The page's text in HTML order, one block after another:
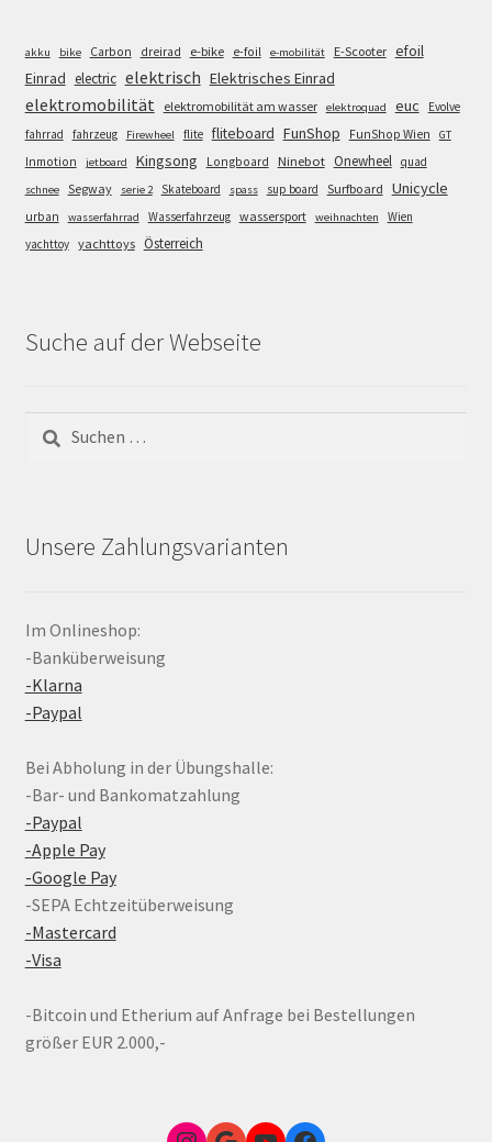
akku bike Carbon dreirad e-bike e-foil e-mobilität E-Scooter efoil
Einrad electric elektrisch Elektrisches Einrad
elektromobilität elektromobilität am wasser elektroquad euc
Evolve
fahrrad
fahrzeug Firewheel flite fliteboard FunShop FunShop Wien GT
Inmotion jetboard Kingsong Longboard Ninebot Onewheel quad
schnee Segway serie 2 Skateboard spass sup board Surfboard Unicycle
urban wasserfahrrad Wasserfahrzeug wassersport weihnachten
Wien
yachttoy yachttoys Österreich
Suche auf der Webseite
nach:
Unsere Zahlungsvarianten
Im Onlineshop:
-Banküberweisung
-Klarna
-Paypal
Bei Abholung in der Übungshalle:
-Bar- und Bankomatzahlung
-Paypal
-Apple Pay
-Google Pay
-SEPA Echtzeitüberweisung
-Mastercard
-Visa
-Bitcoin und Etherium auf Anfrage bei Bestellungen
größer EUR 2.000,-